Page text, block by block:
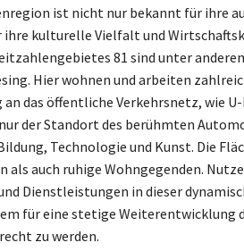
ist nicht nur bekannt für ihre
kulturelle Vielfalt und
81 sind unter
Hier wohnen und arbeiten
das öffentliche Verkehrsnetz, wie
der Standort des berühmten
Technologie und Kunst. Die
als auch ruhige Wohngegenden.
Dienstleistungen in dieser
für eine stetige Weiterentwicklung
zu werden.